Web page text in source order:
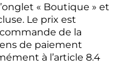
« Boutique » et
Le prix est
de la
de paiement
à l’article 8.4